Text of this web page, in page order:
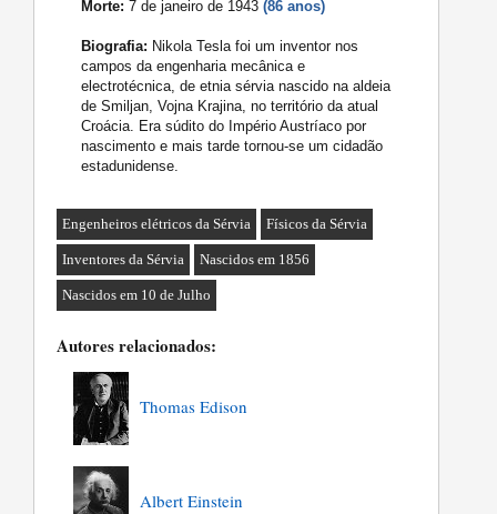
Morte: 7 de janeiro de 1943(86 anos)
Biografia: Nikola Tesla foi um inventor nos
campos da engenharia mecânica e
electrotécnica, de etnia sérvia nascido na aldeia
de Smiljan, Vojna Krajina, no território da atual
Croácia. Era súdito do Império Austríaco por
nascimento e mais tarde tornou-se um cidadão
estadunidense.
Engenheiros elétricos da Sérvia Físicos da Sérvia
Inventores da Sérvia Nascidos em 1856
Nascidos em 10 de Julho
Autores relacionados:
Thomas Edison
Albert Einstein